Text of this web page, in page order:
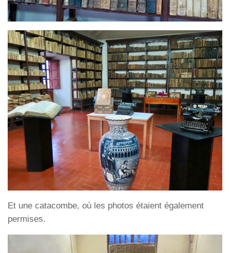
Et une catacombe, où les photos étaient également
permises.